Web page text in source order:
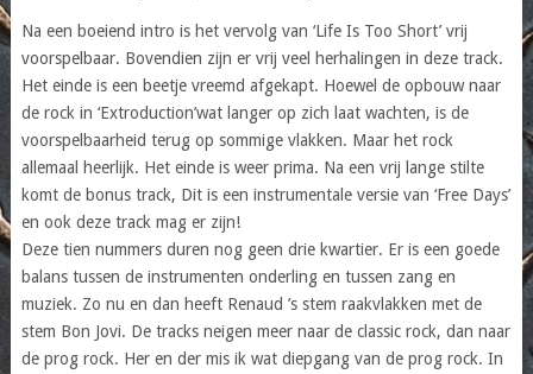
Na een boeiend intro is het vervolg van ‘Life Is Too Short’ vrij
voorspelbaar. Bovendien zijn er vrij veel herhalingen in deze track.
Het einde is een beetje vreemd afgekapt. Hoewel de opbouw naar
de rock in ‘Extroduction’wat langer op zich laat wachten, is de
voorspelbaarheid terug op sommige vlakken. Maar het rock
allemaal heerlijk. Het einde is weer prima. Na een vrij lange stilte
komt de bonus track, Dit is een instrumentale versie van ‘Free Days’
en ook deze track mag er zijn!
Deze tien nummers duren nog geen drie kwartier. Er is een goede
balans tussen de instrumenten onderling en tussen zang en
muziek. Zo nu en dan heeft Renaud ’s stem raakvlakken met de
stem Bon Jovi. De tracks neigen meer naar de classic rock, dan naar
de prog rock. Her en der mis ik wat diepgang van de prog rock. In